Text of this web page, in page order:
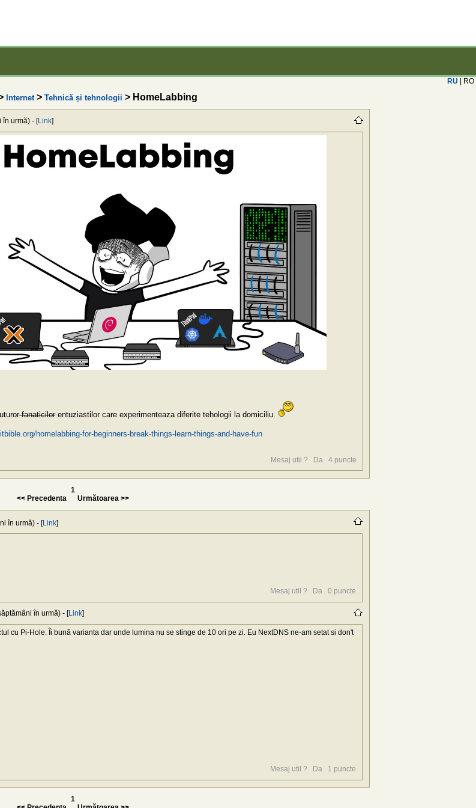
RU | RO
Internet> Tehnică și tehnologii > HomeLabbing
în urmă) - [Link]
fanaticilorentuziastilor care experimenteaza diferite tehologii la domiciliu.
homelabbing-for-beginners-break-things-learn-things-and-have-fun
Mesaj util ? Da 4 puncte
1
<< Precedenta
Următoarea >>
în urmă) - [Link]
Mesaj util ? Da 0 puncte
în urmă) - [Link]
cu Pi-Hole. Îi bună varianta dar unde lumina nu se stinge de 10 ori pe zi. Eu NextDNS ne-am setat si don't
Mesaj util ? Da 1 puncte
1